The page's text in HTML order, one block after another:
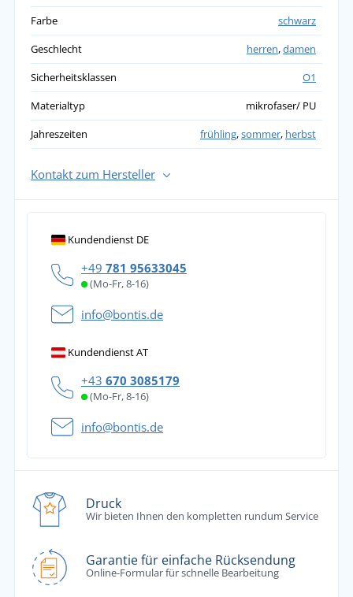
Farbe
schwarz
Geschlecht
herren,damen
Sicherheitsklassen
O1
Materialtyp
mikrofaser/ PU
Jahreszeiten
frühling,sommer, herbst
Kontakt zum Hersteller
Kundendienst DE
+49 781 95633045
(Mo-Fr, 8-16)
info@bontis.de
Kundendienst AT
+43 670 3085179
(Mo-Fr, 8-16)
info@bontis.de
Druck
Wir bieten Ihnen den kompletten rundum Service
Garantie für einfache Rücksendung
Online-Formular für schnelle Bearbeitung